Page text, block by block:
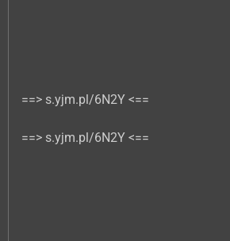
==> s.yjm.pl/6N2Y <==
==> s.yjm.pl/6N2Y <==